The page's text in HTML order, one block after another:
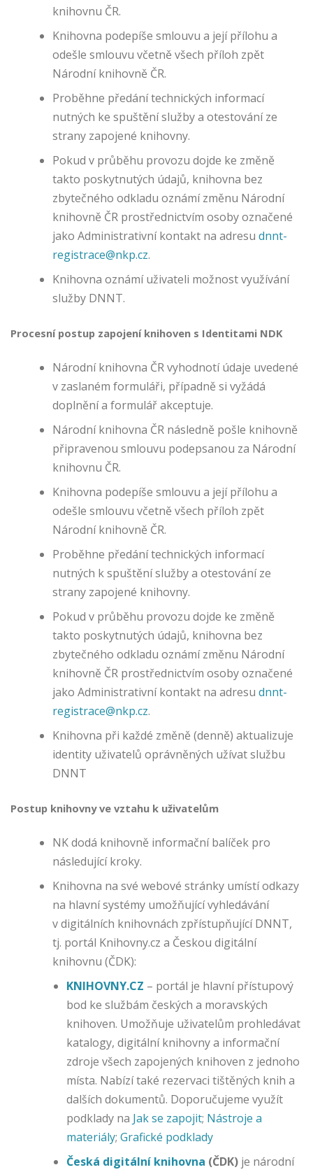
knihovnu ČR.
Knihovna podepíše smlouvu a její přílohu a
odešle smlouvu včetně všech příloh zpět
Národní knihovně ČR.
Proběhne předání technických informací
nutných ke spuštění služby a otestování ze
strany zapojené knihovny.
Pokud v průběhu provozu dojde ke změně
takto poskytnutých údajů, knihovna bez
zbytečného odkladu oznámí změnu Národní
knihovně ČR prostřednictvím osoby označené
jako Administrativní kontakt na adresu dnnt-
registrace@nkp.cz.
Knihovna oznámí uživateli možnost využívání
služby DNNT.
Procesní postup zapojení knihoven s Identitami NDK
Národní knihovna ČR vyhodnotí údaje uvedené
v zaslaném formuláři, případně si vyžádá
doplnění a formulář akceptuje.
Národní knihovna ČR následně pošle knihovně
připravenou smlouvu podepsanou za Národní
knihovnu ČR.
Knihovna podepíše smlouvu a její přílohu a
odešle smlouvu včetně všech příloh zpět
Národní knihovně ČR.
Proběhne předání technických informací
nutných k spuštění služby a otestování ze
strany zapojené knihovny.
Pokud v průběhu provozu dojde ke změně
takto poskytnutých údajů, knihovna bez
zbytečného odkladu oznámí změnu Národní
knihovně ČR prostřednictvím osoby označené
jako Administrativní kontakt na adresu dnnt-
registrace@nkp.cz.
Knihovna při každé změně (denně) aktualizuje
identity uživatelů oprávněných užívat službu
DNNT
Postup knihovny ve vztahu k uživatelům
NK dodá knihovně informační balíček pro
následující kroky.
Knihovna na své webové stránky umístí odkazy
na hlavní systémy umožňující vyhledávání
v digitálních knihovnách zpřístupňující DNNT,
tj. portál Knihovny.cz a Českou digitální
knihovnu (ČDK):
KNIHOVNY.CZ – portál je hlavní přístupový
bod ke službám českých a moravských
knihoven. Umožňuje uživatelům prohledávat
katalogy, digitální knihovny a informační
zdroje všech zapojených knihoven z jednoho
místa. Nabízí také rezervaci tištěných knih a
dalších dokumentů. Doporučujeme využít
podklady na Jak se zapojit; Nástroje a
materiály; Grafické podklady
Česká digitální knihovna (ČDK) je národní
o
ja
k
je
o
u
ží
v
át
e
p
s
o
p
ří
m
k
o
n
ei
d
e
nt
ifi
uj
e.
e
r
a
n
í
c
o
o
s
P
e
o
n
al
iz
č
ní
c